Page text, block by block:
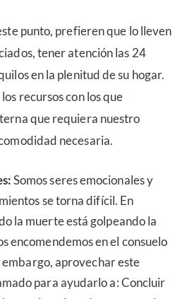
punto, prefieren que lo lleven
tener atención las 24
en la plenitud de su hogar.
recursos con los que
que requiera nuestro
necesaria.
Somos seres emocionales y
se torna difícil. En
la muerte está golpeando la
encomendemos en el consuelo
aprovechar este
para ayudarlo a: Concluir